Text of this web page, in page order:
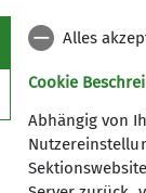
Alles
Cookie
Abhängig von